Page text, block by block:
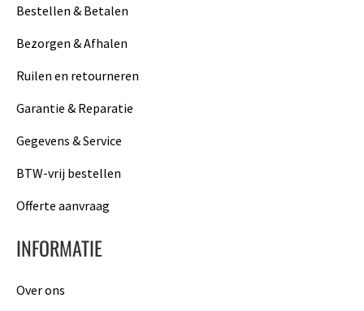
Bestellen & Betalen
Bezorgen & Afhalen
Ruilen en retourneren
Garantie & Reparatie
Gegevens & Service
BTW-vrij bestellen
Offerte aanvraag
INFORMATIE
Over ons